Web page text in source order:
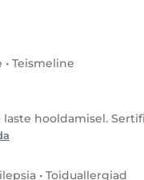
• Teismeline
hooldamisel.
• Toiduallergiad